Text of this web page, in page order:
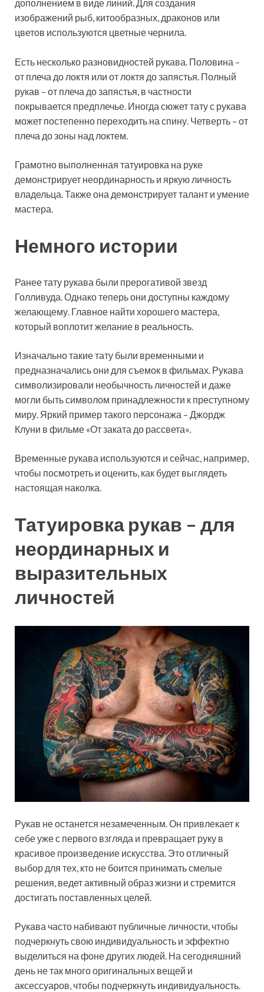
дополнением в виде линий. Для создания
изображений рыб, китообразных, драконов или
цветов используются цветные чернила.
Есть несколько разновидностей рукава. Половина –
от плеча до локтя или от локтя до запястья. Полный
рукав – от плеча до запястья, в частности
покрывается предплечье. Иногда сюжет тату с рукава
может постепенно переходить на спину. Четверть – от
плеча до зоны над локтем.
Грамотно выполненная татуировка на руке
демонстрирует неординарность и яркую личность
владельца. Также она демонстрирует талант и умение
мастера.
Немного истории
Ранее тату рукава были прерогативой звезд
Голливуда. Однако теперь они доступны каждому
желающему. Главное найти хорошего мастера,
который воплотит желание в реальность.
Изначально такие тату были временными и
предназначались они для съемок в фильмах. Рукава
символизировали необычность личностей и даже
могли быть символом принадлежности к преступному
миру. Яркий пример такого персонажа – Джордж
Клуни в фильме «От заката до рассвета».
Временные рукава используются и сейчас, например,
чтобы посмотреть и оценить, как будет выглядеть
настоящая наколка.
Татуировка рукав – для
неординарных и
выразительных
личностей
Рукав не останется незамеченным. Он привлекает к
себе уже с первого взгляда и превращает руку в
красивое произведение искусства. Это отличный
выбор для тех, кто не боится принимать смелые
решения, ведет активный образ жизни и стремится
достигать поставленных целей.
Рукава часто набивают публичные личности, чтобы
подчеркнуть свою индивидуальность и эффектно
выделиться на фоне других людей. На сегодняшний
день не так много оригинальных вещей и
аксессуаров, чтобы подчеркнуть индивидуальность.